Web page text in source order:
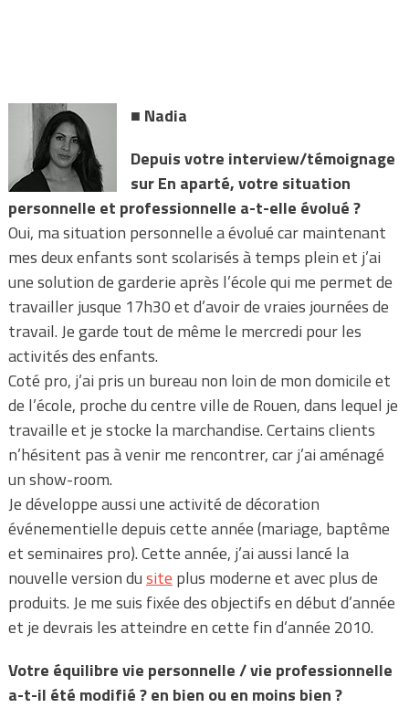
■ Nadia
Depuis votre interview/témoignage
sur En aparté, votre situation
personnelle et professionnelle a-t-elle évolué ?
Oui, ma situation personnelle a évolué car maintenant
mes deux enfants sont scolarisés à temps plein et j’ai
une solution de garderie après l’école qui me permet de
travailler jusque 17h30 et d’avoir de vraies journées de
travail. Je garde tout de même le mercredi pour les
activités des enfants.
Coté pro, j’ai pris un bureau non loin de mon domicile et
de l’école, proche du centre ville de Rouen, dans lequel je
travaille et je stocke la marchandise. Certains clients
n’hésitent pas à venir me rencontrer, car j’ai aménagé
un show-room.
Je développe aussi une activité de décoration
événementielle depuis cette année (mariage, baptême
et seminaires pro). Cette année, j’ai aussi lancé la
nouvelle version dusite plus moderne et avec plus de
produits. Je me suis fixée des objectifs en début d’année
et je devrais les atteindre en cette fin d’année 2010.
Votre équilibre vie personnelle / vie professionnelle
a-t-il été modifié ? en bien ou en moins bien ?